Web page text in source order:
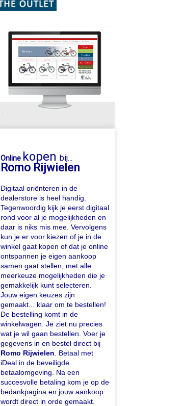
Online kopenbij...
Romo Rijwielen
Digitaal oriënteren in de
dealerstore is heel handig.
Tegenwoordig kijk je eerst digitaal
rond voor al je mogelijkheden en
daar is niks mis mee. Vervolgens
kun je er voor kiezen of je in de
winkel gaat kopen of dat je online
ontspannen je eigen aankoop
samen gaat stellen, met alle
meerkeuze mogelijkheden die je
gemakkelijk kunt selecteren.
Jouw eigen keuzes zijn
gemaakt... klaar om te bestellen!
De bestelling komt in de
winkelwagen. Je ziet nu precies
wat je wil gaan bestellen. Voer je
gegevens in en bestel direct bij
Romo Rijwielen . Betaal met
iDeal in de beveiligde
betaalomgeving. Na een
succesvolle betaling kom je op de
bedankpagina en jouw aankoop
wordt direct in orde gemaakt.